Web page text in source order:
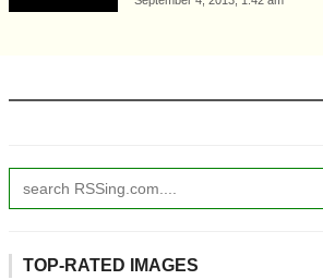
TOP-RATED IMAGES